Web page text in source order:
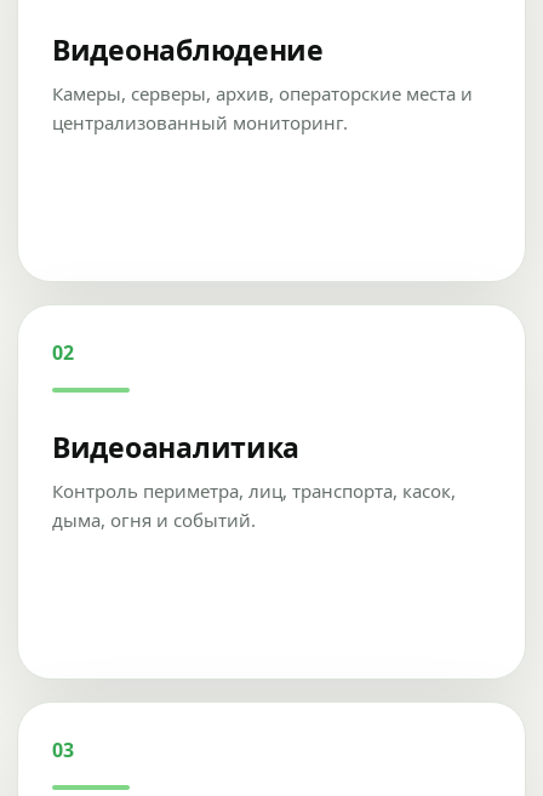
Видеонаблюдение
Камеры, серверы, архив, операторские места и
централизованный мониторинг.
02
Видеоаналитика
Контроль периметра, лиц, транспорта, касок,
дыма, огня и событий.
03